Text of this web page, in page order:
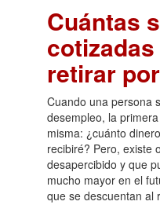
Cuántas
retirar
Cuando una persona
desempleo, la
misma: ¿cuánto
recibiré? Pero, existe
desapercibido y que
mucho mayor en el
que se descuentan al